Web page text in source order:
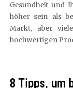
Gesundheit und
höher sein als
Markt, aber
hochwertigen
8 Tipps, um